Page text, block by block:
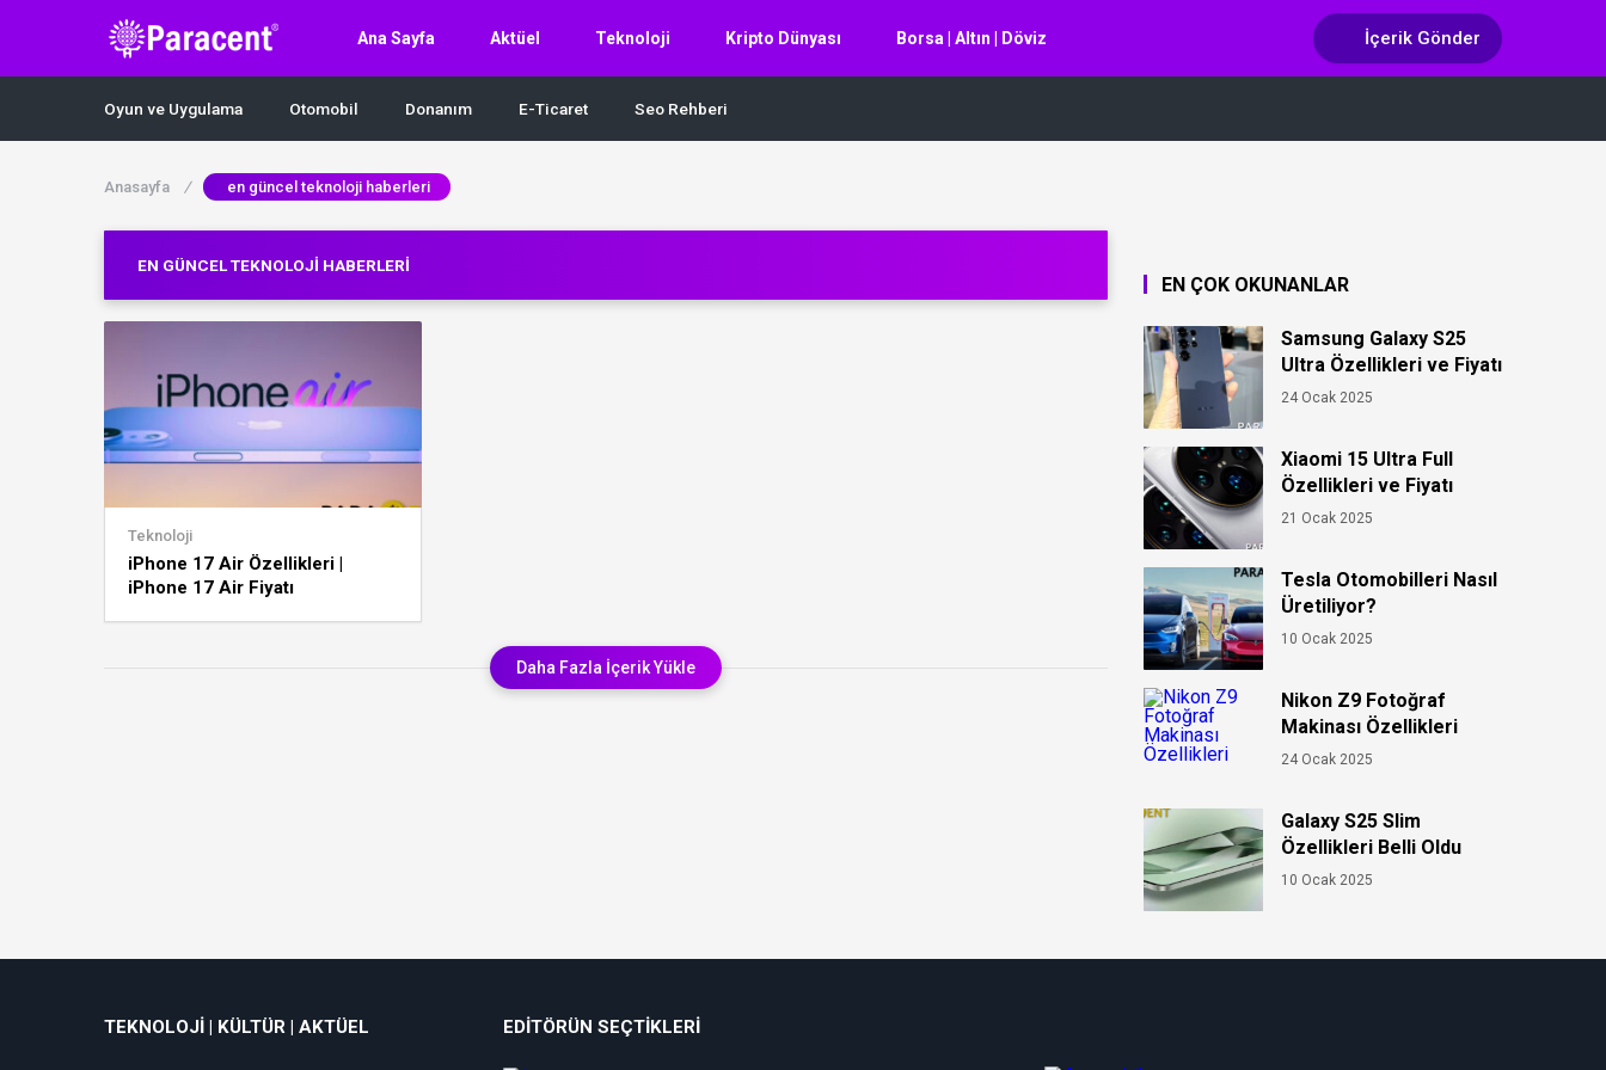
Ana Sayfa Aktüel Teknoloji Kripto Dünyası Borsa | Altın | Döviz İçerik Gönder
Oyun ve Uygulama Otomobil Donanım E-Ticaret Seo Rehberi
Anasayfa / en güncel teknoloji haberleri
EN GÜNCEL TEKNOLOJI HABERLERI
Teknoloji
iPhone 17 Air Özellikleri |
iPhone 17 Air Fiyatı
Daha Fazla İçerik Yükle
EN ÇOK OKUNANLAR
Samsung Galaxy S25
Ultra Özellikleri ve Fiyatı
24 Ocak 2025
Xiaomi 15 Ultra Full
Özellikleri ve Fiyatı
21 Ocak 2025
Tesla Otomobilleri Nasıl
Üretiliyor?
10 Ocak 2025
Nikon Z9 Fotoğraf
Makinası Özellikleri
24 Ocak 2025
Galaxy S25 Slim
Özellikleri Belli Oldu
10 Ocak 2025
TEKNOLOJI | KÜLTÜR | AKTÜEL EDITÖRÜN SEÇTIKLERI